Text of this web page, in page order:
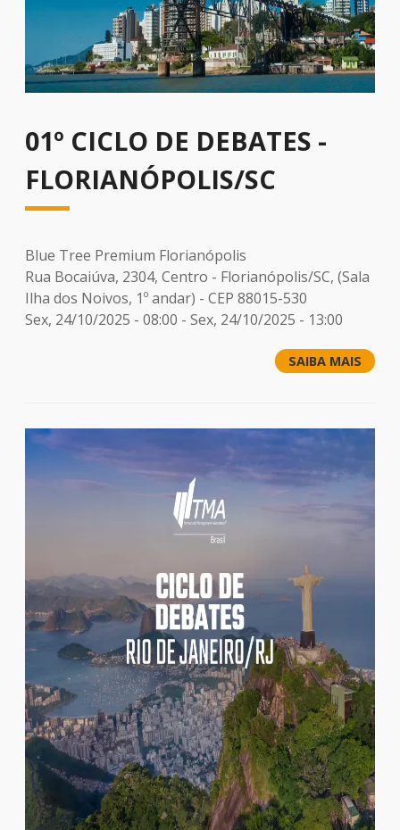
01º CICLO DE DEBATES -
FLORIANÓPOLIS/SC
Blue Tree Premium Florianópolis
Rua Bocaiúva, 2304, Centro - Florianópolis/SC, (Sala
Ilha dos Noivos, 1º andar) - CEP 88015-530
Sex, 24/10/2025 - 08:00 - Sex, 24/10/2025 - 13:00
SAIBA MAIS